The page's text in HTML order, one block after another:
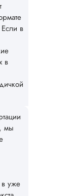
в
в
мы
уже